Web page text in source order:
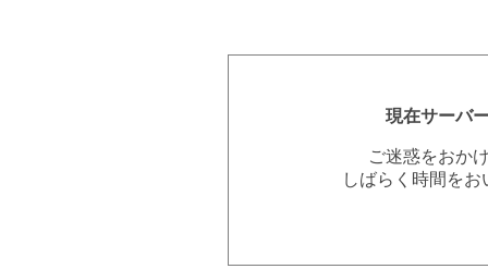
現在サーバ
ご迷惑をおか
しばらく時間を